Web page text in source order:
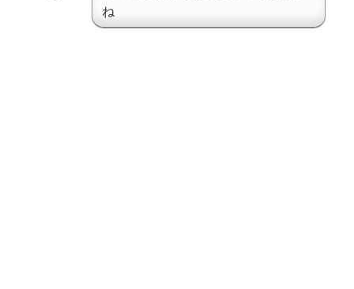
ね